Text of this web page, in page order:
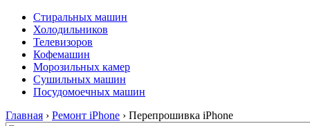
Стиральных машин
Холодильников
Телевизоров
Кофемашин
Морозильных камер
Сушильных машин
Посудомоечных машин
Главная › Ремонт iPhone › Перепрошивка iPhone